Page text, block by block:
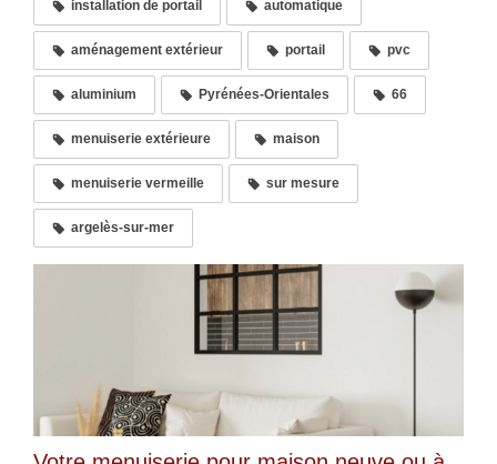
installation de portail automatique
aménagement extérieur portail pvc
aluminium Pyrénées-Orientales 66
menuiserie extérieure maison
menuiserie vermeille sur mesure
argelès-sur-mer